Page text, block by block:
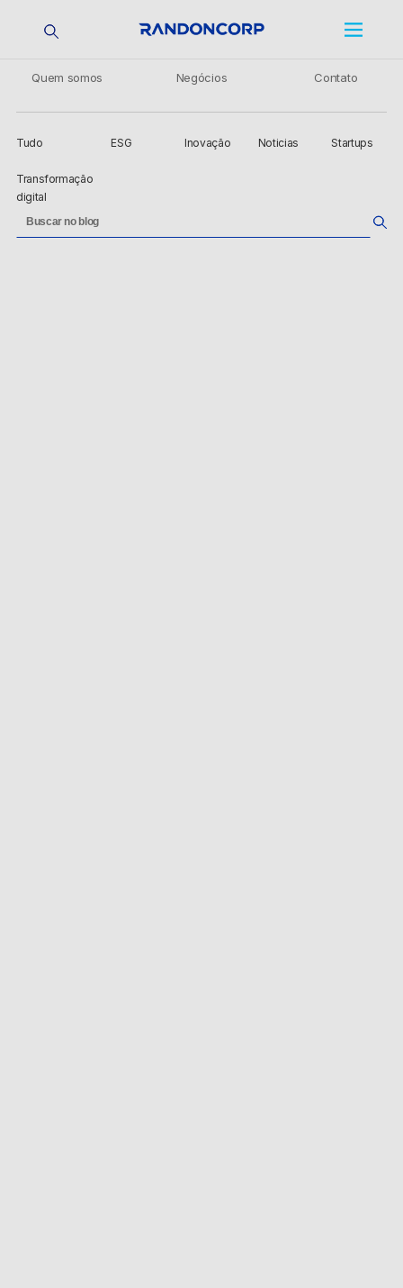
Quem somos Negócios Contato
Tudo ESG Inovação Noticias Startups
Transformação
digital